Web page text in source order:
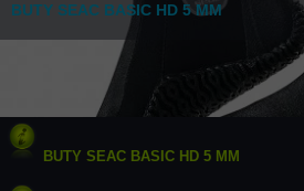
BUTY SEAC BASIC HD 5 MM
BUTY SEAC BASIC HD 5 MM